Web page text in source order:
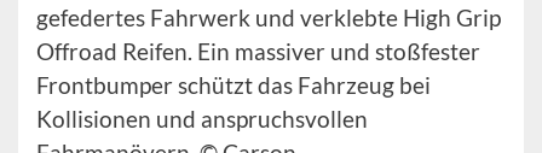
gefedertes Fahrwerk und verklebte High Grip
Offroad Reifen. Ein massiver und stoßfester
Frontbumper schützt das Fahrzeug bei
Kollisionen und anspruchsvollen